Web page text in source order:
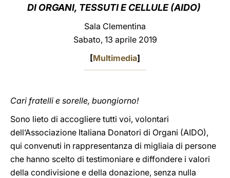
DI ORGANI, TESSUTI E CELLULE (AIDO)
Sala Clementina
Sabato, 13 aprile 2019
[Multimedia]
Cari fratelli e sorelle, buongiorno!
Sono lieto di accogliere tutti voi, volontari
dell’Associazione Italiana Donatori di Organi (AIDO),
qui convenuti in rappresentanza di migliaia di persone
che hanno scelto di testimoniare e diffondere i valori
della condivisione e della donazione, senza nulla